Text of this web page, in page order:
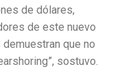
de dólares,
de este nuevo
que no
sostuvo.